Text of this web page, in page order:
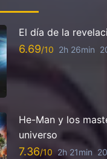
El día de la
6.69 2h 26min
He-Man y los
universo
7.36 2h 21min